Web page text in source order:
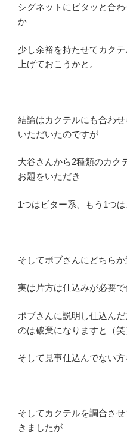
シグネットにピタッと合
か
少し余裕を持たせてカク
上げておこうかと。
結論はカクテルにも合わ
いただいたのですが
大谷さんから2種類のカク
お題をいただき
1つはビター系、もう1つは
そしてボブさんにどちら
実は片方は仕込みが必要で
ボブさんに説明し仕込ん
のは破棄になりますと（笑
そして見事仕込んでない
そしてカクテルを調合さ
きましたが